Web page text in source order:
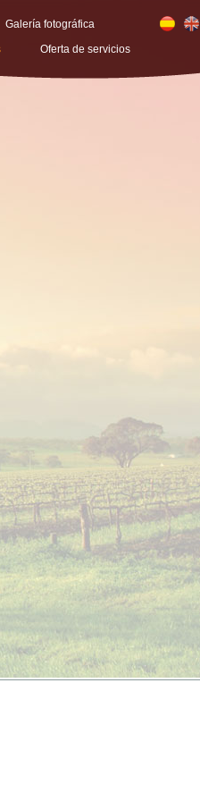
Galería fotográfica
Oferta de servicios